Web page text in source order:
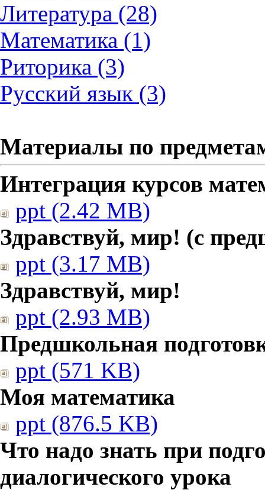
Литература (28)
Математика (1)
Риторика (3)
Русский язык (3)
Материалы по
Интеграция курсов
ppt (2.42 MB)
Здравствуй, мир! (с
ppt (3.17 MB)
Здравствуй, мир!
ppt (2.93 MB)
Предшкольная
ppt (571 KB)
Моя математика
ppt (876.5 KB)
Что надо знать при
диалогического урока